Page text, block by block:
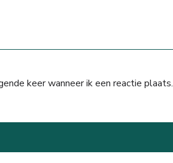
keer wanneer ik een reactie plaats.